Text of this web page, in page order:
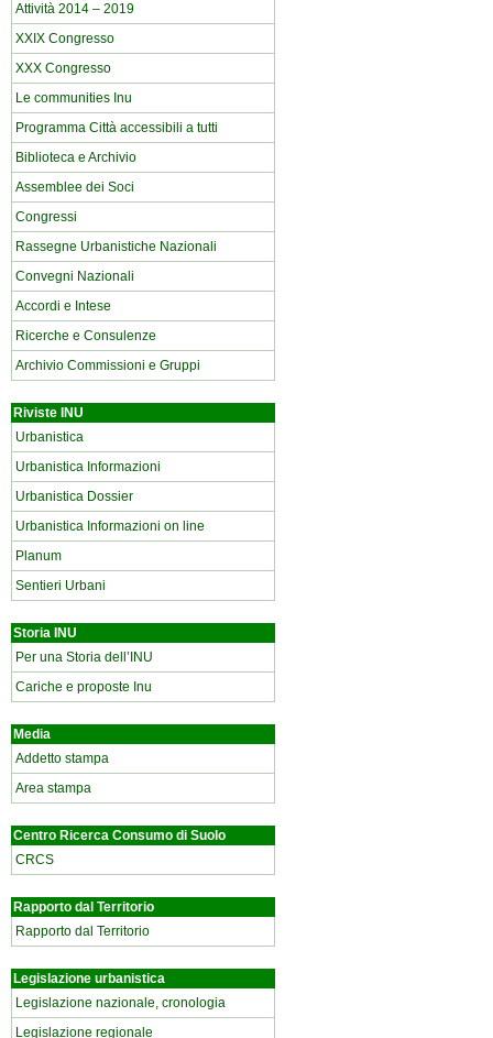
Attività 2014 – 2019
XXIX Congresso
XXX Congresso
Le communities Inu
Programma Città accessibili a tutti
Biblioteca e Archivio
Assemblee dei Soci
Congressi
Rassegne Urbanistiche Nazionali
Convegni Nazionali
Accordi e Intese
Ricerche e Consulenze
Archivio Commissioni e Gruppi
Riviste INU
Urbanistica
Urbanistica Informazioni
Urbanistica Dossier
Urbanistica Informazioni on line
Planum
Sentieri Urbani
Storia INU
Per una Storia dell’INU
Cariche e proposte Inu
Media
Addetto stampa
Area stampa
Centro Ricerca Consumo di Suolo
CRCS
Rapporto dal Territorio
Rapporto dal Territorio
Legislazione urbanistica
Legislazione nazionale, cronologia
Legislazione regionale